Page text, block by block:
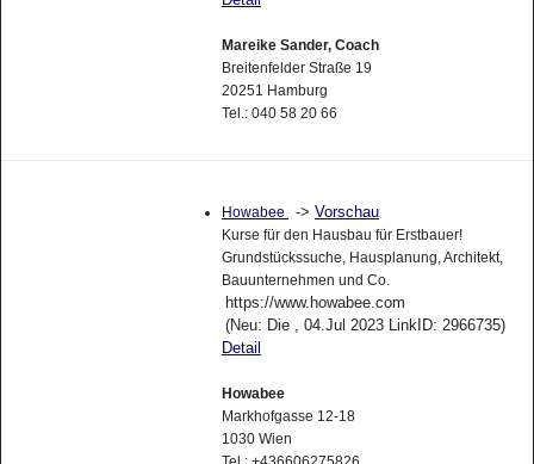
Mareike Sander, Coach
Breitenfelder Straße 19
20251 Hamburg
Tel.: 040 58 20 66
Howabee -> Vorschau
Kurse für den Hausbau für Erstbauer!
Grundstückssuche, Hausplanung, Architekt,
Bauunternehmen und Co.
https://www.howabee.com
(Neu: Die , 04.Jul 2023 LinkID: 2966735)
Detail
Howabee
Markhofgasse 12-18
1030 Wien